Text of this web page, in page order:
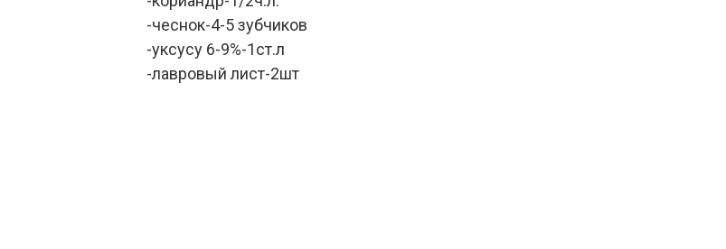
-чеснок-4-5 зубчиков
-уксусу 6-9%-1ст.л
-лавровый лист-2шт